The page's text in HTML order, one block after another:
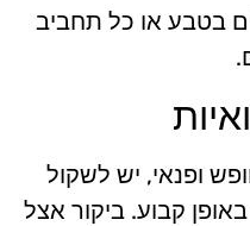
בטבע או כל תחביב
ופנאי, יש לשקול
קבוע. ביקור אצל